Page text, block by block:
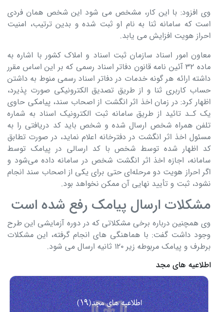
وی افزود: با این کار، مشخص می شود این شخص همان فردی
است که سامانه ثنا به نام او ثبت شده و بدین ترتیب، امنیت
احراز هویت افزایش می یابد.
معاون امور اسناد سازمان ثبت اسناد و املاک کشور با اشاره به
ماده ۳۲ آئین نامه قانون دفاتر اسناد رسمی که بر این اساس مقرر
داشته ارائه هر گونه خدمات در دفاتر اسناد رسمی منوط به داشتن
حساب کاربری ثنا و از طریق تصدیق الکترونیکی صورت پذیرد،
اظهار کرد: در زمان اخذ اثر انگشت از اصحاب سند، پیامکی حاوی
یک کـد تائید از طریق سامانه ثبت الکترونیک اسناد به شماره
تلفن همراه شخص ارسال شده و شخص باید کد دریافتی را به
مسئول اخذ اثر انگشت در دفترخانه اعلام نماید، در صورت تطابق
کد اظهار شده توسط شخص با کد ارسالی در پیامک توسط
سامانه، اجازه اخذ اثر انگشت شخص در سامانه داده می‌شود و
اگر احراز هویت دو مرحله‌ای حتی برای یکی از اصحاب سند انجام
نشود، ثبت و تأیید نهایی آن ممکن نخواهد بود.
مشکلات ارسال پیامک رفع شده است
وی همچنین درباره برخی مشکلاتی که در دوره آزمایشی این طرح
وجود داشت گفت: با هماهنگی های انجام گرفته، این مشکلات
برطرف و پیامک مربوطه زیر ۱۲۰ ثانیه ارسال می شود.
اطلاعیه های مجد